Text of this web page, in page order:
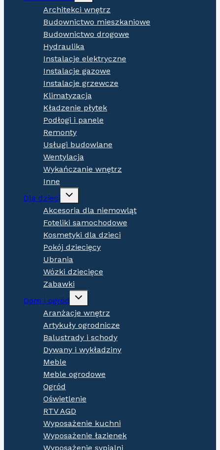
menu
Architekci wnętrz
Budownictwo mieszkaniowe
Budownictwo drogowe
Hydraulika
Instalacje elektryczne
Instalacje gazowe
Instalacje grzewcze
Klimatyzacja
Kładzenie płytek
Podłogi i panele
Remonty
Usługi budowlane
Wentylacja
Wykańczanie wnętrz
Inne
Dla dzieci
Expand
menu
Akcesoria dla niemowląt
Foteliki samochodowe
Kosmetyki dla dzieci
Pokój dziecięcy
Ubrania
Wózki dziecięce
Zabawki
Dom i ogród
Expand
menu
Aranżacje wnętrz
Artykuły ogrodnicze
Balustrady i schody
Dywany i wykładziny
Meble
Meble ogrodowe
Ogród
Oświetlenie
RTV AGD
Wyposażenie kuchni
Wyposażenie łazienek
Wyposażenie sypialni